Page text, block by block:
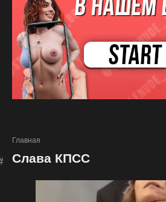
Главная
Слава КПСС